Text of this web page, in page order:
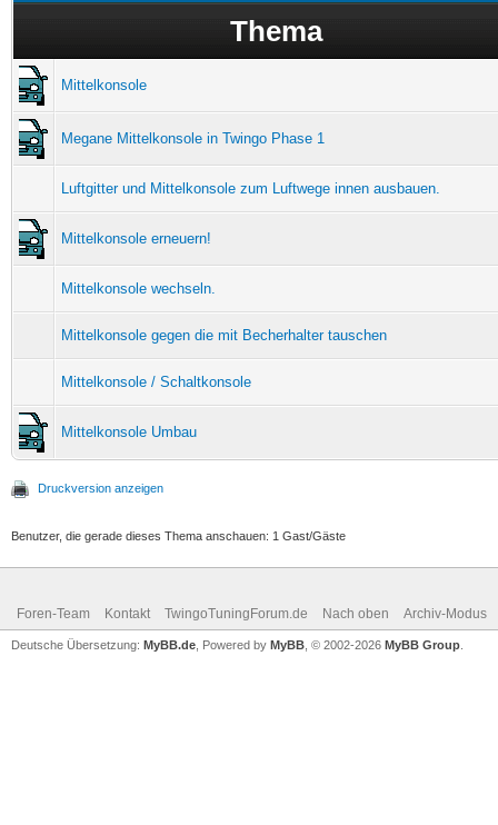
Thema
Mittelkonsole
Megane Mittelkonsole in Twingo Phase 1
Luftgitter und Mittelkonsole zum Luftwege innen ausbauen.
Mittelkonsole erneuern!
Mittelkonsole wechseln.
Mittelkonsole gegen die mit Becherhalter tauschen
Mittelkonsole / Schaltkonsole
Mittelkonsole Umbau
Druckversion anzeigen
Benutzer, die gerade dieses Thema anschauen: 1 Gast/Gäste
Foren-Team Kontakt TwingoTuningForum.de Nach oben Archiv-Modus
Deutsche Übersetzung: MyBB.de , Powered by MyBB , © 2002-2026 MyBB Group